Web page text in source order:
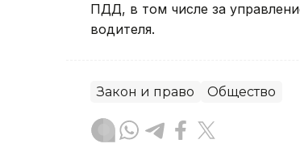
ПДД, в том числе за
водителя.
Закон и право Общество